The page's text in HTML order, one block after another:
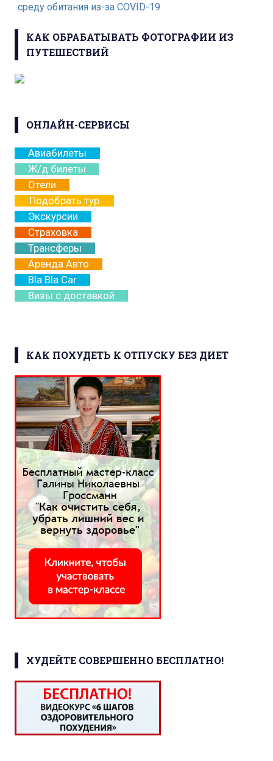
среду обитания из-за COVID-19
КАК ОБРАБАТЫВАТЬ ФОТОГРАФИИ ИЗ
ПУТЕШЕСТВИЙ
ОНЛАЙН-СЕРВИСЫ
Авиабилеты
Ж/д билеты
Отели
Подобрать тур
Экскурсии
Страховка
Трансферы
Аренда Авто
Bla Bla Car
Визы с доставкой
КАК ПОХУДЕТЬ К ОТПУСКУ БЕЗ ДИЕТ
ХУДЕЙТЕ СОВЕРШЕННО БЕСПЛАТНО!